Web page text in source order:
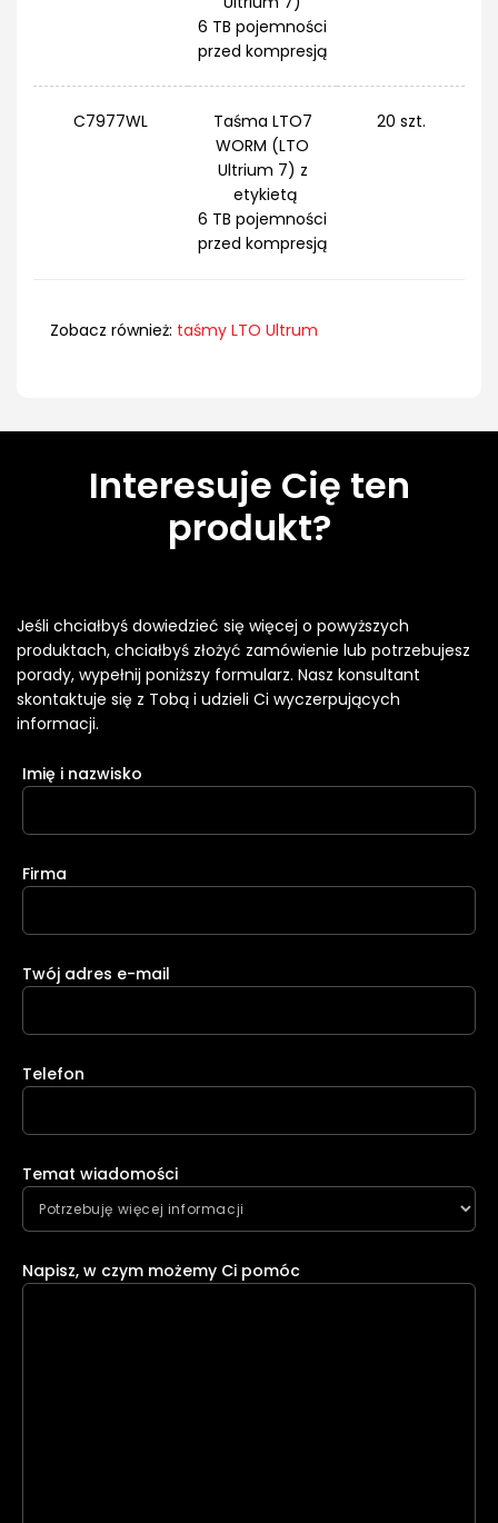
6 TB pojemności
przed kompresją
C7977WL
Taśma LTO7
WORM (LTO
Ultrium 7) z
etykietą
6 TB pojemności
przed kompresją
20 szt.
Zobacz również: taśmy LTO Ultrum
Interesuje Cię ten
produkt?
Jeśli chciałbyś dowiedzieć się więcej o powyższych
produktach, chciałbyś złożyć zamówienie lub potrzebujesz
porady, wypełnij poniższy formularz. Nasz konsultant
skontaktuje się z Tobą i udzieli Ci wyczerpujących
informacji.
Imię i nazwisko
Firma
Twój adres e-mail
Telefon
Temat wiadomości
Napisz, w czym możemy Ci pomóc